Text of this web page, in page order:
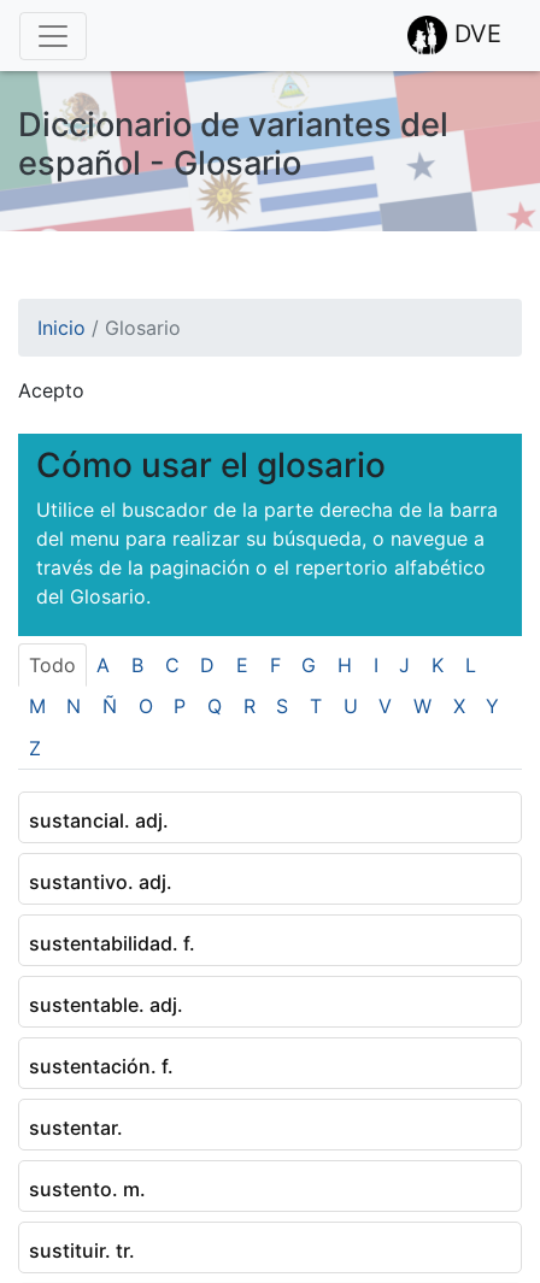
DVE
Diccionario de variantes del
español - Glosario
Inicio / Glosario
Acepto
Esto nos ayuda a recolectar estadísticas de las visitas.
Cómo usar el glosario
Utilice el buscador de la parte derecha de la barra
del menu para realizar su búsqueda, o navegue a
través de la paginación o el repertorio alfabético
del Glosario.
Todo A B C D E F G H I J K
L
M
N Ñ O P Q R S T U V W X
Y
Z
sustancial. adj.
sustantivo. adj.
sustentabilidad. f.
sustentable. adj.
sustentación. f.
sustentar.
sustento. m.
sustituir. tr.